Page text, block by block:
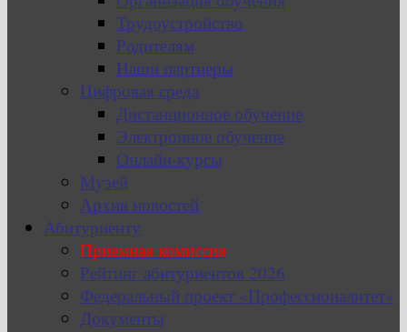
Трудоустройство
Родителям
Наши партнеры
Цифровая среда
Дистанционное обучение
Электронное обучение
Онлайн-курсы
Музей
Архив новостей
Абитуриенту
Приемная комиссия
Рейтинг абитуриентов 2026
Федеральный проект «Профессионалитет»
Документы